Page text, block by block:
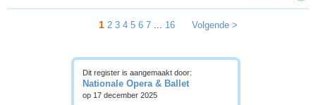
1 2 3 4 5 6 7... 16 Volgende >
Dit register is aangemaakt door:
Nationale Opera & Ballet
op 17 december 2025